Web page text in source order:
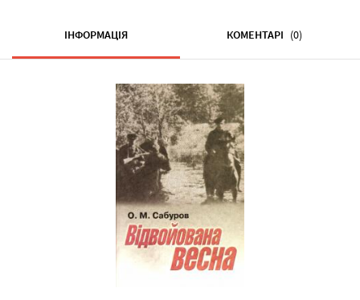
ІНФОРМАЦІЯ КОМЕНТАРІ (0)